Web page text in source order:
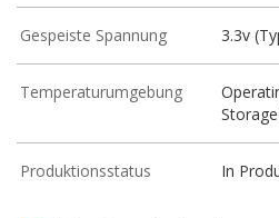
Gespeiste Spannung 3.3v
Temperaturumgebung
Produktionsstatus In